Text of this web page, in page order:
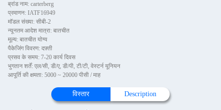
ब्रांड नाम: carterberg
प्रमाणन: IATF16949
मॉडल संख्या: सीबी-2
न्यूनतम आदेश मात्रा: बातचीत
मूल्य: बातचीत योग्य
पैकेजिंग विवरण: दफ़्ती
प्रसव के समय: 7-20 कार्य दिवस
भुगतान शर्तें: एल/सी, डी/ए, डी/पी, टी/टी, वेस्टर्न यूनियन
आपूर्ति की क्षमता: 5000 ~ 20000 पीसी / माह
विस्तार Description